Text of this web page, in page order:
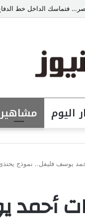
فتماسك الداخل خط
اليوم مشاهير
يوسف فليفل.. نموذج